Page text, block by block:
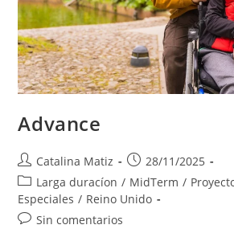
Advance
Autor
de
la
entrada:
Catalina Matiz
Publicación
de
la
28/11/2025
Categoría
de
la
Larga duracíon / MidTerm /
Especiales / Reino Unido
Comentarios
Sin comentarios